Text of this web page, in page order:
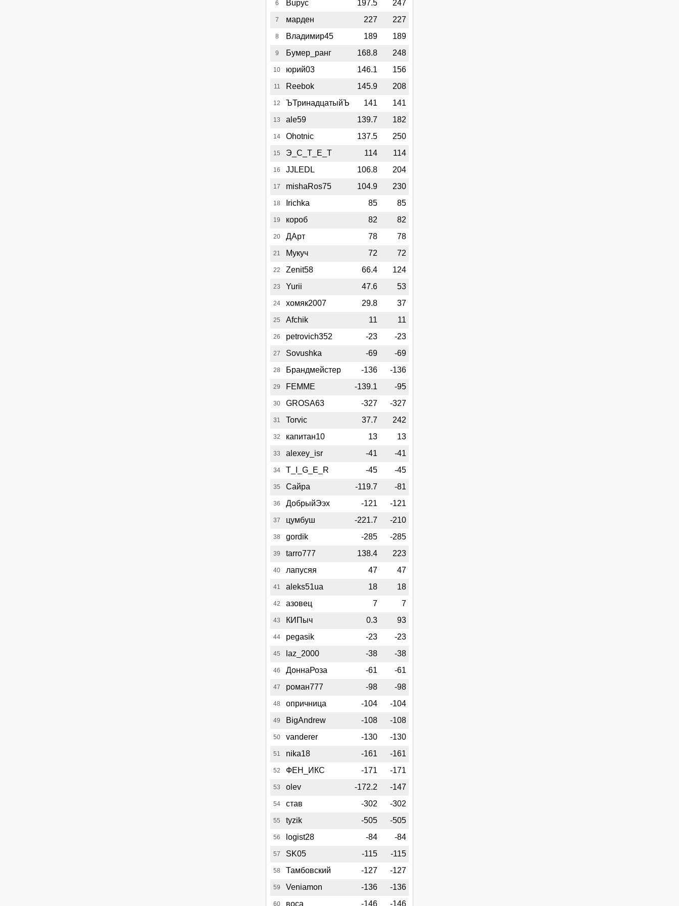
6 Bupyc 197.5 247
7 марден 227 227
8 Владимир45 189 189
9 Бумер_ранг 168.8 248
10 юрий03 146.1 156
11 Reebok 145.9 208
12 ЪТринадцатыйЪ 141 141
13 ale59 139.7 182
14 Ohotnic 137.5 250
15 Э_С_Т_Е_Т 114 114
16 JJLEDL 106.8 204
17 mishaRos75 104.9 230
18 Irichka 85 85
19 короб 82 82
20 ДАрт 78 78
21 Мукуч 72 72
22 Zenit58 66.4 124
23 Yurii 47.6 53
24 хомяк2007 29.8 37
25 Afchik 11 11
26 petrovich352 -23 -23
27 Sovushka -69 -69
28 Брандмейстер -136 -136
29 FEMME -139.1 -95
30 GROSA63 -327 -327
31 Torvic 37.7 242
32 капитан10 13 13
33 alexey_isr -41 -41
34 T_I_G_E_R -45 -45
35 Сайра -119.7 -81
36 ДобрыйЭэх -121 -121
37 цумбуш -221.7 -210
38 gordik -285 -285
39 tarro777 138.4 223
40 лапусяя 47 47
41 aleks51ua 18 18
42 азовец 7 7
43 КИПыч 0.3 93
44 pegasik -23 -23
45 laz_2000 -38 -38
46 ДоннаРоза -61 -61
47 роман777 -98 -98
48 опричница -104 -104
49 BigAndrew -108 -108
50 vanderer -130 -130
51 nika18 -161 -161
52 ФЕН_ИКС -171 -171
53 olev -172.2 -147
54 став -302 -302
55 tyzik -505 -505
56 logist28 -84 -84
57 SK05 -115 -115
58 Тамбовский -127 -127
59 Veniamon -136 -136
60 воса -146 -146